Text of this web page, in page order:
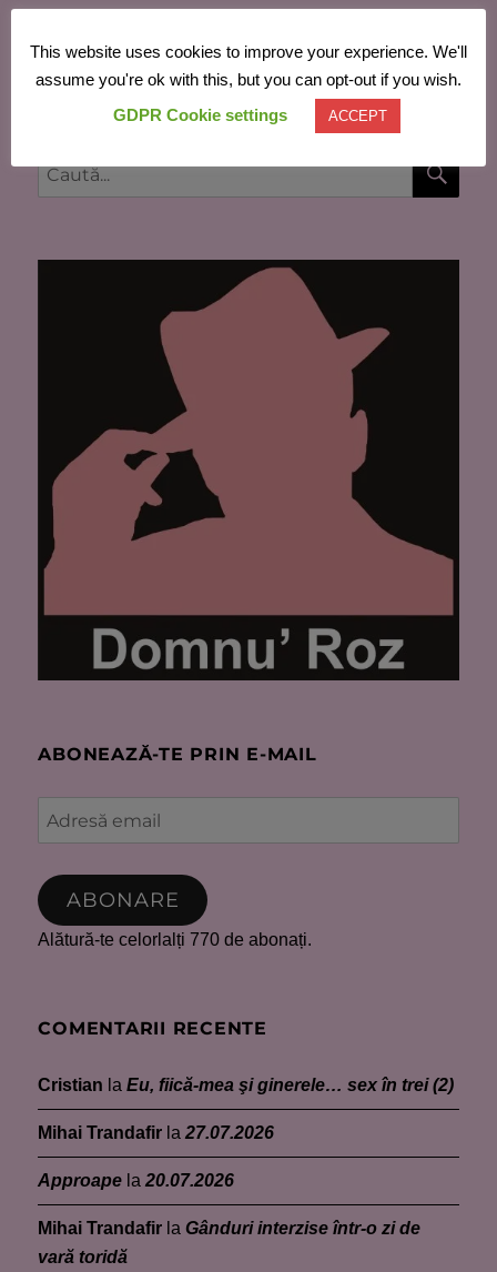
Powered by Translate
Caută
după:
ABONEAZĂ-TE PRIN E-MAIL
Adresă
email
ABONARE
Alătură-te celorlalți 770 de abonați.
COMENTARII RECENTE
Cristian laEu, fiică-mea şi ginerele… sex în trei (2)
Mihai Trandafir la27.07.2026
Approape la20.07.2026
Mihai Trandafir la Gânduri interzise într-o zi de
vară toridă
This website uses cookies to improve your experience. We'll
assume you're ok with this, but you can opt-out if you wish.
GDPR Cookie settings
ACCEPT